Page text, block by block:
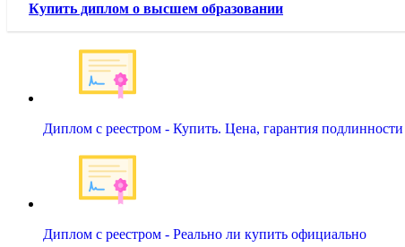
Купить диплом о высшем образовании
Диплом с реестром - Купить. Цена, гарантия подлинности
Диплом с реестром - Реально ли купить официально